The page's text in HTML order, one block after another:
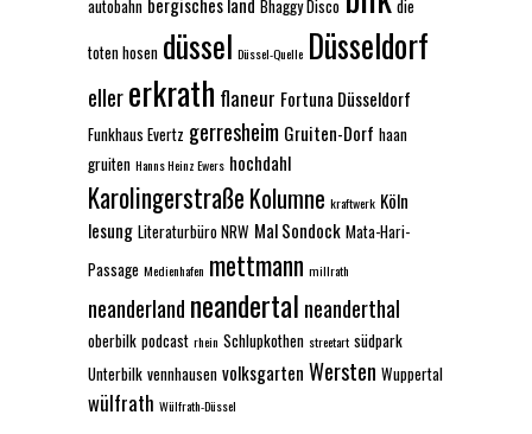
autobahn bergisches land Bhaggy Disco
die
toten hosen düssel Düssel-Quelle Düsseldorf
ellererkrath flaneur Fortuna Düsseldorf
Funkhaus Evertz gerresheim Gruiten-Dorf haan
gruiten Hanns Heinz Ewers hochdahl
Karolingerstraße Kolumne kraftwerk Köln
lesung Literaturbüro NRW Mal Sondock Mata-Hari-
Passage Medienhafen mettmann millrath
neanderland neandertal neanderthal
oberbilk podcast rhein Schlupkothen streetart südpark
Unterbilk vennhausen volksgarten Wersten Wuppertal
wülfrath Wülfrath-Düssel